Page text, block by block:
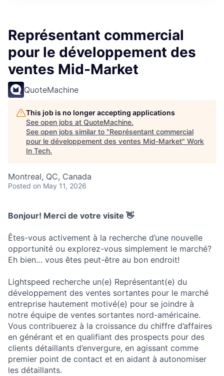
Représentant commercial
pour le développement des
ventes Mid-Market
QuoteMachine
This job is no longer accepting applications
See open jobs at QuoteMachine.
See open jobs similar to "Représentant commercial
pour le développement des ventes Mid-Market" Work
In Tech.
Montreal, QC, Canada
Posted on May 11, 2026
Bonjour! Merci de votre visite 👋
Êtes-vous activement à la recherche d’une nouvelle
opportunité ou explorez-vous simplement le marché?
Eh bien… vous êtes peut-être au bon endroit!
Lightspeed recherche un(e) Représentant(e) du
développement des ventes sortantes pour le marché
entreprise hautement motivé(e) pour se joindre à
notre équipe de ventes sortantes nord-américaine.
Vous contribuerez à la croissance du chiffre d’affaires
en générant et en qualifiant des prospects pour des
clients détaillants d’envergure, en agissant comme
premier point de contact et en aidant à autonomiser
les détaillants.